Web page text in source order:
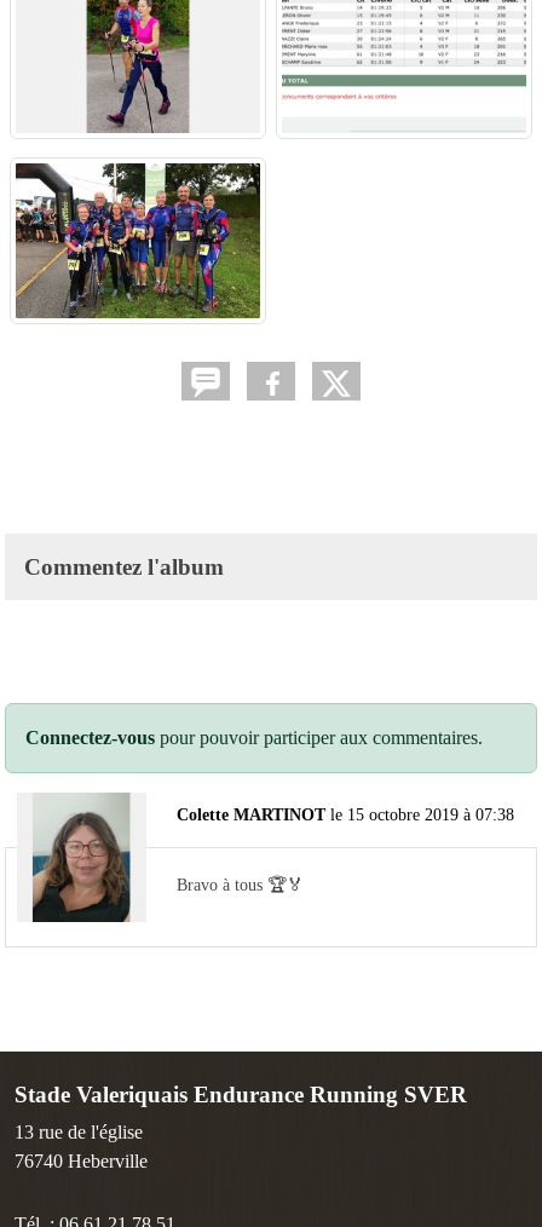
Commentez l'album
Connectez-vous pour pouvoir participer aux commentaires.
Colette MARTINOT le 15 octobre 2019 à 07:38
Bravo à tous 🏆🏅
Stade Valeriquais Endurance Running SVER
13 rue de l'église
76740 Heberville